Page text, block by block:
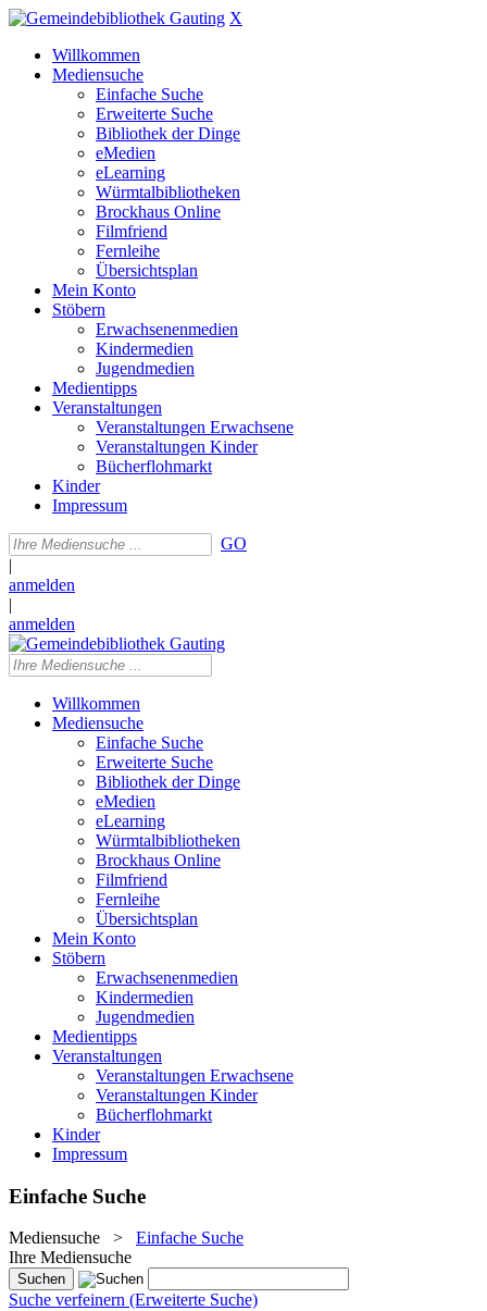
X
Willkommen
Mediensuche
Einfache Suche
Erweiterte Suche
Bibliothek der Dinge
eMedien
eLearning
Würmtalbibliotheken
Brockhaus Online
Filmfriend
Fernleihe
Übersichtsplan
Mein Konto
Stöbern
Erwachsenenmedien
Kindermedien
Jugendmedien
Medientipps
Veranstaltungen
Veranstaltungen Erwachsene
Veranstaltungen Kinder
Bücherflohmarkt
Kinder
Impressum
GO
|
anmelden
|
anmelden
Willkommen
Mediensuche
Einfache Suche
Erweiterte Suche
Bibliothek der Dinge
eMedien
eLearning
Würmtalbibliotheken
Brockhaus Online
Filmfriend
Fernleihe
Übersichtsplan
Mein Konto
Stöbern
Erwachsenenmedien
Kindermedien
Jugendmedien
Medientipps
Veranstaltungen
Veranstaltungen Erwachsene
Veranstaltungen Kinder
Bücherflohmarkt
Kinder
Impressum
Einfache Suche
Mediensuche > Einfache Suche
Ihre Mediensuche
Suche verfeinern (Erweiterte Suche)